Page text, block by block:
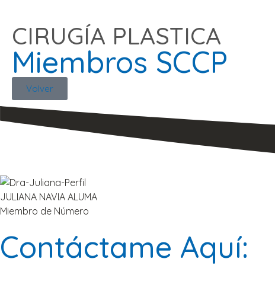
CIRUGÍA PLASTICA
Miembros SCCP
Volver
JULIANA NAVIA ALUMA
Miembro de Número
Contáctame Aquí: